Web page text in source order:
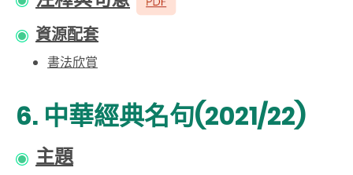
資源配套
書法欣賞
6. 中華經典名句(2021/22)
主題